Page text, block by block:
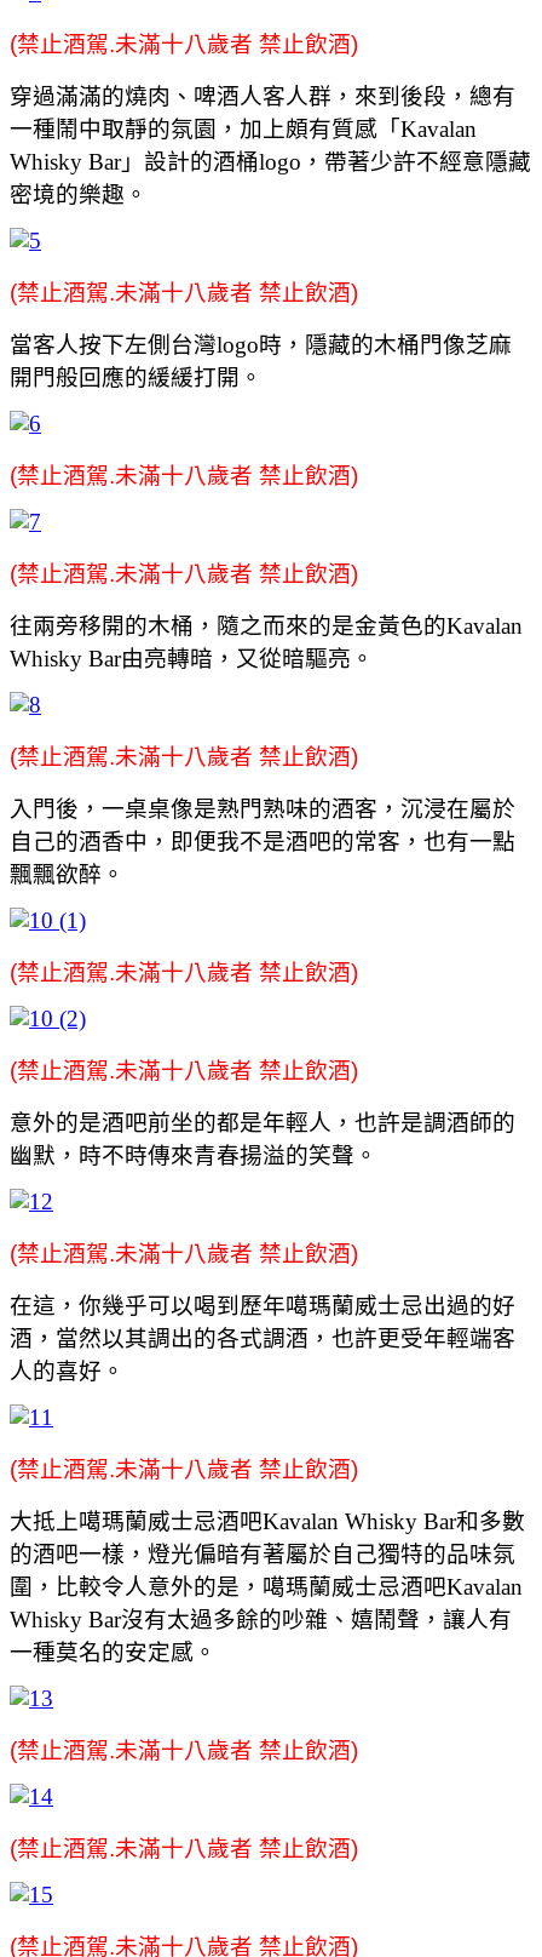
(禁止酒駕.未滿十八歲者 禁止飲酒)
穿過滿滿的燒肉、啤酒人客人群，來到後段，總有
一種鬧中取靜的氛園，加上頗有質感「Kavalan
Whisky Bar」設計的酒桶logo，帶著少許不經意隱藏
密境的樂趣。
(禁止酒駕.未滿十八歲者 禁止飲酒)
當客人按下左側台灣logo時，隱藏的木桶門像芝麻
開門般回應的緩緩打開。
(禁止酒駕.未滿十八歲者 禁止飲酒)
(禁止酒駕.未滿十八歲者 禁止飲酒)
往兩旁移開的木桶，隨之而來的是金黃色的Kavalan
Whisky Bar由亮轉暗，又從暗驅亮。
(禁止酒駕.未滿十八歲者 禁止飲酒)
入門後，一桌桌像是熟門熟味的酒客，沉浸在屬於
自己的酒香中，即便我不是酒吧的常客，也有一點
飄飄欲醉。
(禁止酒駕.未滿十八歲者 禁止飲酒)
(禁止酒駕.未滿十八歲者 禁止飲酒)
意外的是酒吧前坐的都是年輕人，也許是調酒師的
幽默，時不時傳來青春揚溢的笑聲。
(禁止酒駕.未滿十八歲者 禁止飲酒)
在這，你幾乎可以喝到歷年噶瑪蘭威士忌出過的好
酒，當然以其調出的各式調酒，也許更受年輕端客
人的喜好。
(禁止酒駕.未滿十八歲者 禁止飲酒)
大抵上噶瑪蘭威士忌酒吧Kavalan Whisky Bar和多數
的酒吧一樣，燈光偏暗有著屬於自己獨特的品味氛
圍，比較令人意外的是，噶瑪蘭威士忌酒吧Kavalan
Whisky Bar沒有太過多餘的吵雜、嬉鬧聲，讓人有
一種莫名的安定感。
(禁止酒駕.未滿十八歲者 禁止飲酒)
(禁止酒駕.未滿十八歲者 禁止飲酒)
(禁止酒駕.未滿十八歲者 禁止飲酒)